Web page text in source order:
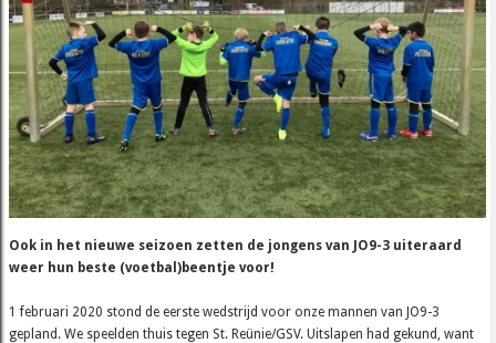
Ook in het nieuwe seizoen zetten de jongens van JO9-3 uiteraard
weer hun beste (voetbal)beentje voor!
1 februari 2020 stond de eerste wedstrijd voor onze mannen van JO9-3
gepland. We speelden thuis tegen St. Reünie/GSV. Uitslapen had gekund, want